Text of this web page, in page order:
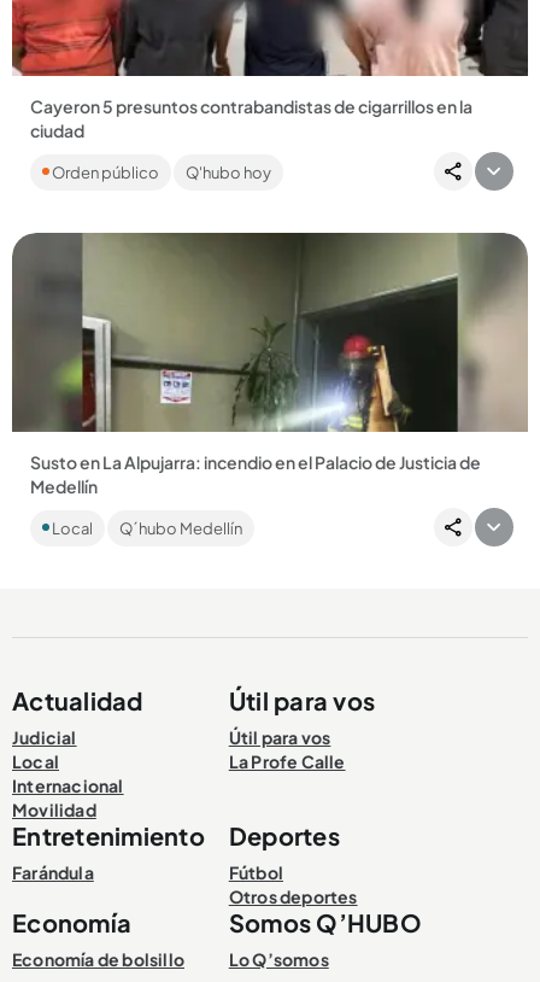
Compartir Noticia
Cayeron 5 presuntos contrabandistas de cigarrillos en la
ciudad
Panamá en vehículos de servicio público. ...
Orden público Q'hubo hoy
Compartir Noticia
Susto en La Alpujarra: incendio en el Palacio de Justicia de
Medellín
El fuego se presentó en el sótano del edificio este martes, 5
de noviembre. No hubo personas heridas....
Local Q´hubo Medellín
Compartir Noticia
Actualidad
Judicial
Local
Internacional
Movilidad
Útil para vos
Útil para vos
La Profe Calle
Entretenimiento
Farándula
Deportes
Fútbol
Otros deportes
Economía
Economía de bolsillo
Somos Q’HUBO
Lo Q’somos